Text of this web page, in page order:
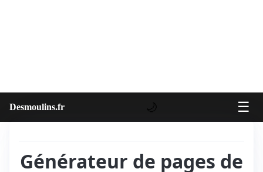
Desmoulins.fr 🌙 ☰
Générateur de pages de